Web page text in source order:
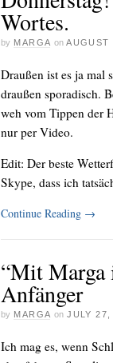
Wortes.
by MARGA on AUGUST
Draußen ist es ja mal
draußen sporadisch.
weh vom Tippen der
nur per Video.
Edit: Der beste
Skype, dass ich
Continue Reading →
“Mit Marga
Anfänger
by MARGA on JULY 27,
Ich mag es, wenn